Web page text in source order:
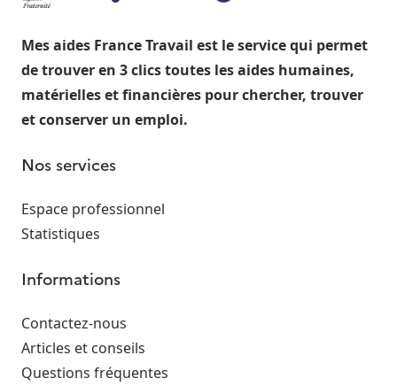
Mes aides France Travail est le service qui permet
de trouver en 3 clics toutes les aides humaines,
matérielles et financières pour chercher, trouver
et conserver un emploi.
Nos services
Espace professionnel
Statistiques
Informations
Contactez-nous
Articles et conseils
Questions fréquentes